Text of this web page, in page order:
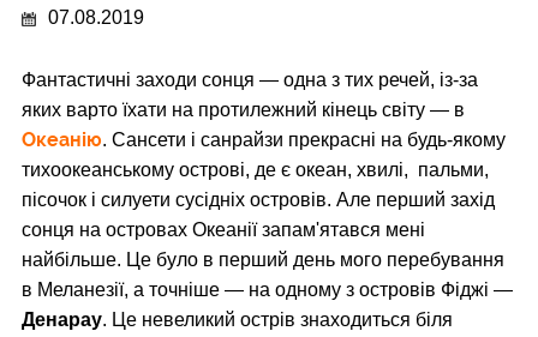
07.08.2019
Фантастичні заходи сонця — одна з тих речей, із-за
яких варто їхати на протилежний кінець світу — в
Океанію. Сансети і санрайзи прекрасні на будь-якому
тихоокеанському острові, де є океан, хвилі, пальми,
пісочок і силуети сусідніх островів. Але перший захід
сонця на островах Океанії запам'ятався мені
найбільше. Це було в перший день мого перебування
в Меланезії, а точніше — на одному з островів Фіджі —
Денарау. Це невеликий острів знаходиться біля